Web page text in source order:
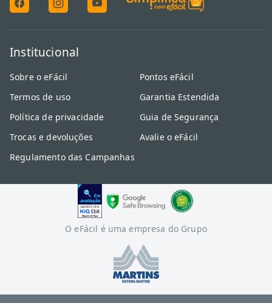
Institucional
Sobre o eFácil
Termos de uso
Política de privacidade
Trocas e devoluções
Regulamento das Campanhas
Pontos eFácil
Garantia Estendida
Guia de Segurança
Avalie o eFácil
O eFácil é uma empresa do Grupo